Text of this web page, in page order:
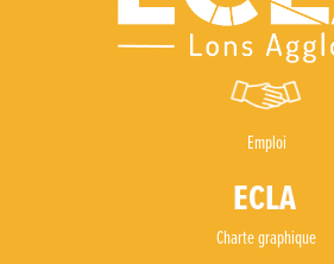
Emploi
Charte graphique